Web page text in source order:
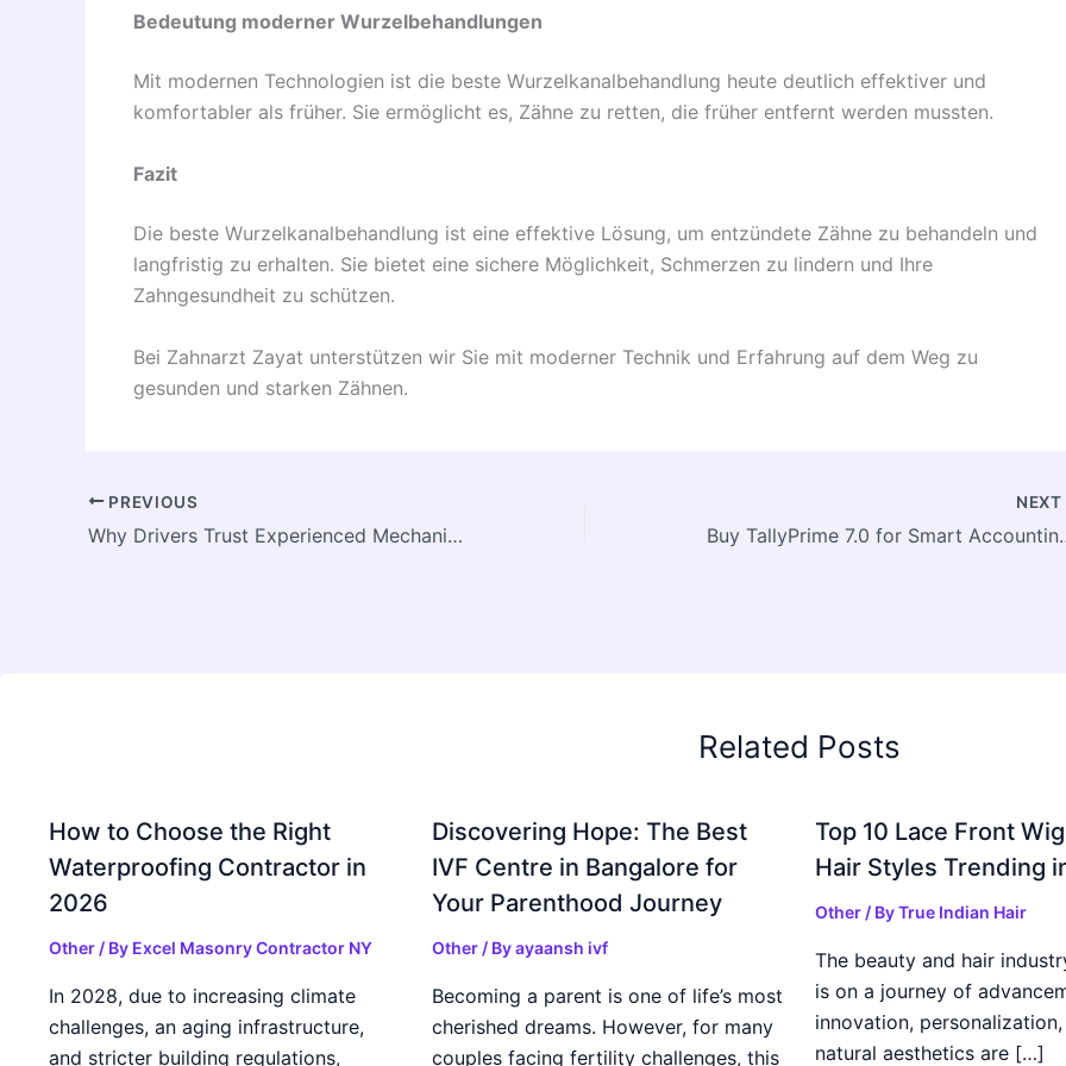
Bedeutung moderner Wurzelbehandlungen
Mit modernen Technologien ist die beste Wurzelkanalbehandlung heute deutlich effektiver und
komfortabler als früher. Sie ermöglicht es, Zähne zu retten, die früher entfernt werden mussten.
Fazit
Die beste Wurzelkanalbehandlung ist eine effektive Lösung, um entzündete Zähne zu behandeln und
langfristig zu erhalten. Sie bietet eine sichere Möglichkeit, Schmerzen zu lindern und Ihre
Zahngesundheit zu schützen.
Bei Zahnarzt Zayat unterstützen wir Sie mit moderner Technik und Erfahrung auf dem Weg zu
gesunden und starken Zähnen.
PREVIOUS
Why Drivers Trust Experienced Mechanics for Car Repairs
NEXT
Buy TallyPrime
Related Posts
How to Choose the Right
Waterproofing Contractor in
2026
Other/ By Excel Masonry Contractor NY
In 2028, due to increasing climate
challenges, an aging infrastructure,
and stricter building regulations,
Discovering Hope: The Best
IVF Centre in Bangalore for
Your Parenthood Journey
Other/ Byayaansh ivf
Becoming a parent is one of life’s most
cherished dreams. However, for many
couples facing fertility challenges, this
Top 10 Lace Front
Hair Styles Trending
Other/ ByTrue Indian Hair
The beauty and hair
is on a journey of
innovation,
natural aesthetics are […]